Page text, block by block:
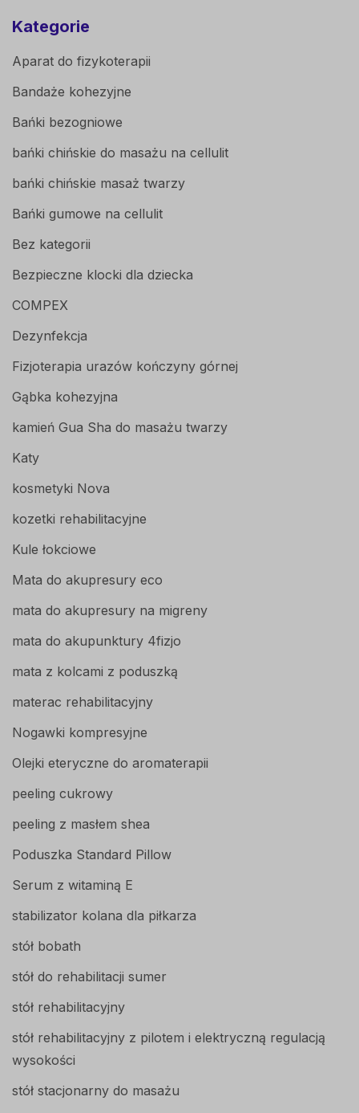
Kategorie
Aparat do fizykoterapii
Bandaże kohezyjne
Bańki bezogniowe
bańki chińskie do masażu na cellulit
bańki chińskie masaż twarzy
Bańki gumowe na cellulit
Bez kategorii
Bezpieczne klocki dla dziecka
COMPEX
Dezynfekcja
Fizjoterapia urazów kończyny górnej
Gąbka kohezyjna
kamień Gua Sha do masażu twarzy
Katy
kosmetyki Nova
kozetki rehabilitacyjne
Kule łokciowe
Mata do akupresury eco
mata do akupresury na migreny
mata do akupunktury 4fizjo
mata z kolcami z poduszką
materac rehabilitacyjny
Nogawki kompresyjne
Olejki eteryczne do aromaterapii
peeling cukrowy
peeling z masłem shea
Poduszka Standard Pillow
Serum z witaminą E
stabilizator kolana dla piłkarza
stół bobath
stół do rehabilitacji sumer
stół rehabilitacyjny
stół rehabilitacyjny z pilotem i elektryczną regulacją
wysokości
stół stacjonarny do masażu